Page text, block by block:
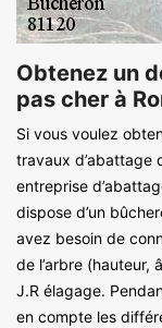
Obtenez un
pas cher à
Si vous voulez
travaux d’abattage
entreprise
dispose d’un
avez besoin de
de l’arbre
J.R élagage.
en compte les